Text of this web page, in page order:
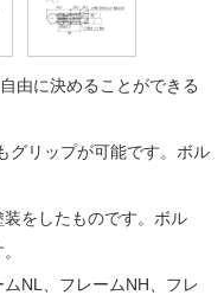
由に決めることができる
グリップが可能です。ボル
をしたものです。ボル
NL、フレームNH、フレ